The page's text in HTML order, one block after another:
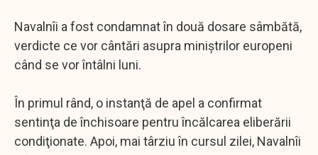
Navalnîi a fost condamnat în două dosare sâmbătă,
verdicte ce vor cântări asupra miniştrilor europeni
când se vor întâlni luni.
În primul rând, o instanţă de apel a confirmat
sentinţa de închisoare pentru încălcarea eliberării
condiţionate. Apoi, mai târziu în cursul zilei, Navalnîi